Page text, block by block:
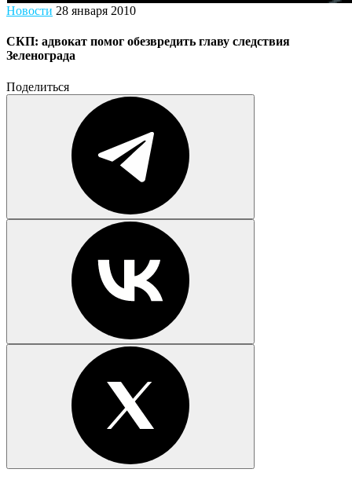
Новости 28 января 2010
СКП: адвокат помог обезвредить главу следствия
Зеленограда
Поделиться